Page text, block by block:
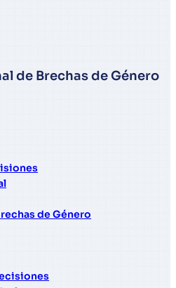
de Brechas de Género
de Género